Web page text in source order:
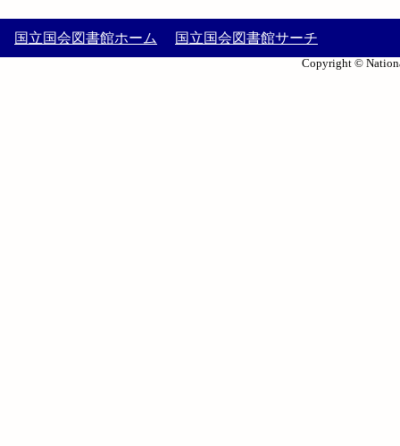
国立国会図書館ホーム 国立国会図書館サーチ
Copyright ©